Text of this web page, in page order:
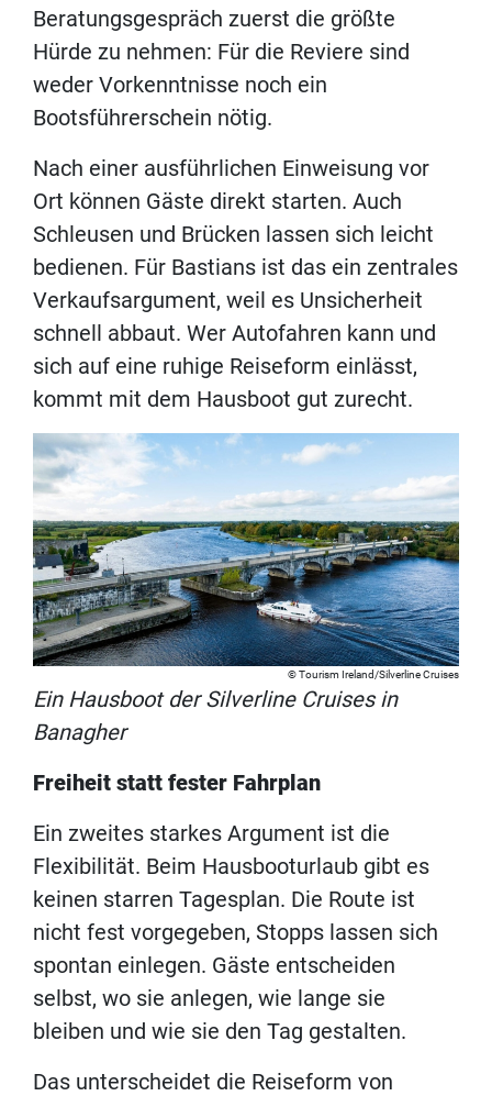
Beratungsgespräch zuerst die größte
Hürde zu nehmen: Für die Reviere sind
weder Vorkenntnisse noch ein
Bootsführerschein nötig.
Nach einer ausführlichen Einweisung vor
Ort können Gäste direkt starten. Auch
Schleusen und Brücken lassen sich leicht
bedienen. Für Bastians ist das ein zentrales
Verkaufsargument, weil es Unsicherheit
schnell abbaut. Wer Autofahren kann und
sich auf eine ruhige Reiseform einlässt,
kommt mit dem Hausboot gut zurecht.
Tourism Ireland/Silverline Cruises
Ein Hausboot der Silverline Cruises in
Banagher
Freiheit statt fester Fahrplan
Ein zweites starkes Argument ist die
Flexibilität. Beim Hausbooturlaub gibt es
keinen starren Tagesplan. Die Route ist
nicht fest vorgegeben, Stopps lassen sich
spontan einlegen. Gäste entscheiden
selbst, wo sie anlegen, wie lange sie
bleiben und wie sie den Tag gestalten.
Das unterscheidet die Reiseform von